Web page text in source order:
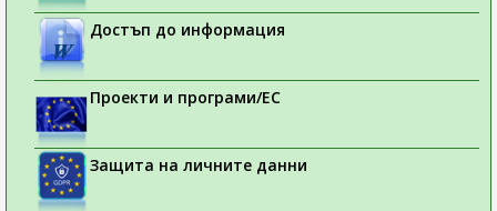
Достъп до информация
Проекти и програми/ЕС
Защита на личните данни